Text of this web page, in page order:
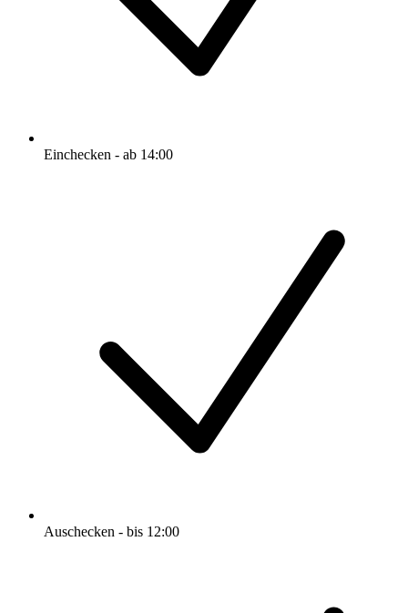
Einchecken - ab 14:00
Auschecken - bis 12:00